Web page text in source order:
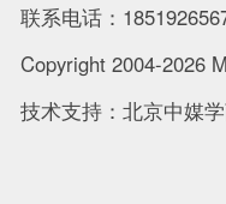
联系电话：
Copyright 2004-2026
技术支持：北京中媒